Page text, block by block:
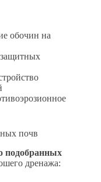
обочин на
защитных
почв
подобранных
дренажа: